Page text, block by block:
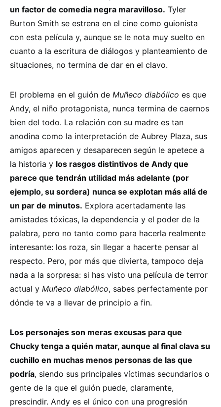
un factor de comedia negra maravilloso. Tyler
Burton Smith se estrena en el cine como guionista
con esta película y, aunque se le nota muy suelto en
cuanto a la escritura de diálogos y planteamiento de
situaciones, no termina de dar en el clavo.
El problema en el guión de Muñeco diabólico es que
Andy, el niño protagonista, nunca termina de caernos
bien del todo. La relación con su madre es tan
anodina como la interpretación de Aubrey Plaza, sus
amigos aparecen y desaparecen según le apetece a
la historia y los rasgos distintivos de Andy que
parece que tendrán utilidad más adelante (por
ejemplo, su sordera) nunca se explotan más allá de
un par de minutos. Explora acertadamente las
amistades tóxicas, la dependencia y el poder de la
palabra, pero no tanto como para hacerla realmente
interesante: los roza, sin llegar a hacerte pensar al
respecto. Pero, por más que divierta, tampoco deja
nada a la sorpresa: si has visto una película de terror
actual y Muñeco diabólico, sabes perfectamente por
dónde te va a llevar de principio a fin.
Los personajes son meras excusas para que
Chucky tenga a quién matar, aunque al final clava su
cuchillo en muchas menos personas de las que
podría, siendo sus principales víctimas secundarios o
gente de la que el guión puede, claramente,
prescindir. Andy es el único con una progresión